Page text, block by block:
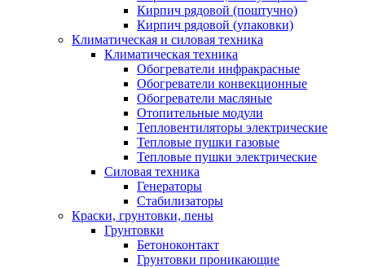
Кирпич рядовой (поштучно)
Кирпич рядовой (упаковки)
Климатическая и силовая техника
Климатическая техника
Обогреватели инфракрасные
Обогреватели конвекционные
Обогреватели масляные
Отопительные модули
Тепловентиляторы электрические
Тепловые пушки газовые
Тепловые пушки электрические
Силовая техника
Генераторы
Стабилизаторы
Краски, грунтовки, пены
Грунтовки
Бетоноконтакт
Грунтовки проникающие